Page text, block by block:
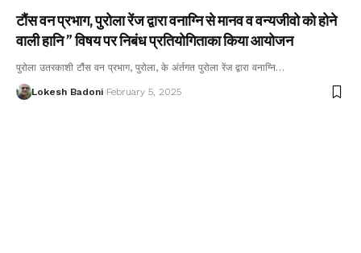
टौंस वन प्रभाग, पुरोला रेंज द्वारा वनाग्नि से मानव व वन्यजीवो को होने
वाली हानि ” विषय पर निबंध प्रतियोगिताका किया आयोजन
पुरोला उतरकाशी टौंस वन प्रभाग, पुरोला, के अंर्तगत पुरोला रेंज द्वारा वनाग्नि…
Lokesh Badoni February 5, 2025